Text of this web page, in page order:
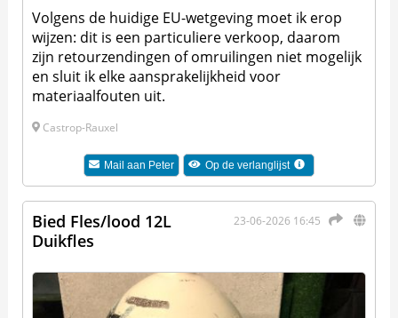
Volgens de huidige EU-wetgeving moet ik erop
wijzen: dit is een particuliere verkoop, daarom
zijn retourzendingen of omruilingen niet mogelijk
en sluit ik elke aansprakelijkheid voor
materiaalfouten uit.
Castrop-Rauxel
Mail aan Peter Op de verlanglijst
23-06-2026 16:45
Bied Fles/lood 12L
Duikfles